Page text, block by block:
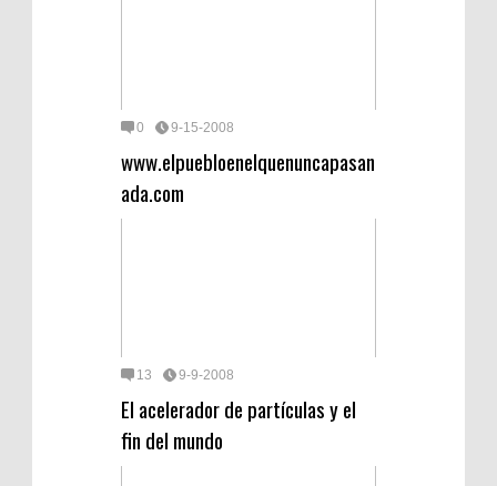
0 9-15-2008
www.elpuebloenelquenuncapasan
ada.com
13 9-9-2008
El acelerador de partículas y el
fin del mundo